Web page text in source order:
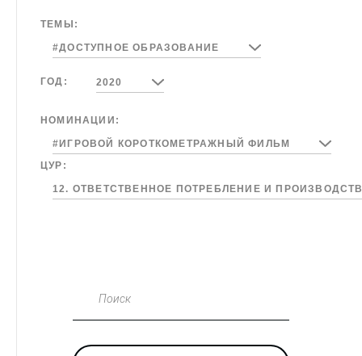
ТЕМЫ:
#ДОСТУПНОЕ ОБРАЗОВАНИЕ
ГОД: 2020
НОМИНАЦИИ:
#ИГРОВОЙ КОРОТКОМЕТРАЖНЫЙ ФИЛЬМ
ЦУР:
12. ОТВЕТСТВЕННОЕ ПОТРЕБЛЕНИЕ И
Поиск